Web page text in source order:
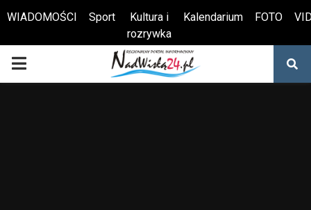
Otwórz pasek narzędzi
WIADOMOŚCI Sport
Kultura i
rozrywka
Kalendarium FOTO
PRIMARY